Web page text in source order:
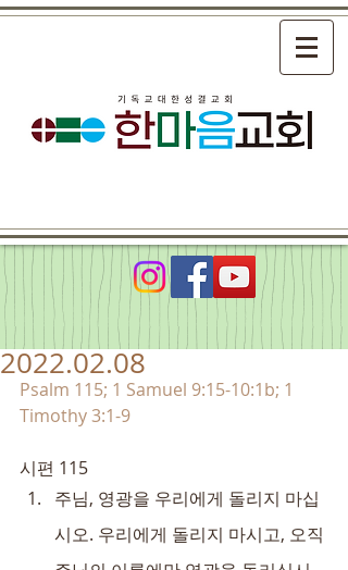
2022.02.08
Psalm 115; 1 Samuel 9:15-10:1b; 1
Timothy 3:1-9
시편 115
주님, 영광을 우리에게 돌리지 마십
시오. 우리에게 돌리지 마시고, 오직